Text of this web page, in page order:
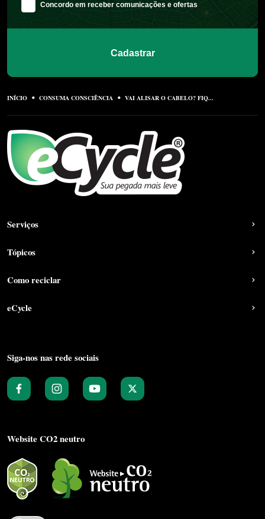
Concordo em receber comunicações e ofertas
Cadastrar
INÍCIO CONSUMA CONSCIÊNCIA VAI ALISAR O CABELO? FIQ...
Serviços
Tópicos
Como reciclar
eCycle
Siga-nos nas rede sociais
Website CO2 neutro